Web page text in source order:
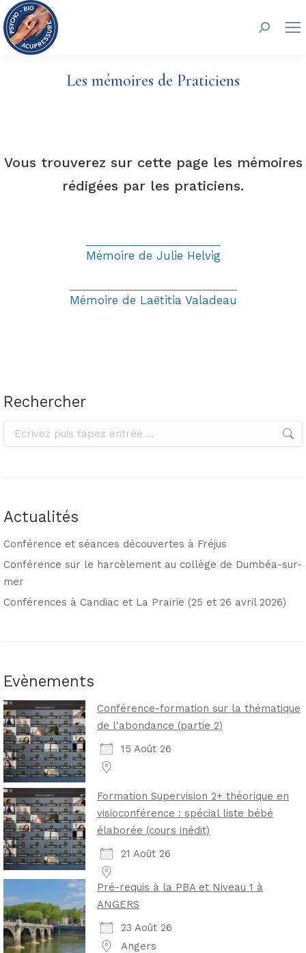
Les mémoires de Praticiens
Vous trouverez sur cette page les mémoires
rédigées par les praticiens.
Mémoire de Julie Helvig
Mémoire de Laëtitia Valadeau
Rechercher
Rechercher
Actualités
Conférence et séances découvertes à Fréjus
Conférence sur le harcèlement au collège de Dumbéa-sur-
mer
Conférences à Candiac et La Prairie (25 et 26 avril 2026)
Evènements
Conférence-formation sur la thématique
de l'abondance (partie 2)
15 Août 26
Formation Supervision 2+ théorique en
visioconférence : spécial liste bébé
élaborée (cours inédit)
21 Août 26
Pré-requis à la PBA et Niveau 1 à
ANGERS
23 Août 26
Angers